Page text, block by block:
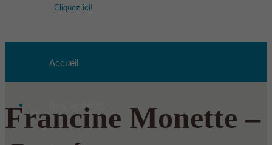
Cliquez ici!
Accueil
Avis de décès
Francine Monette –